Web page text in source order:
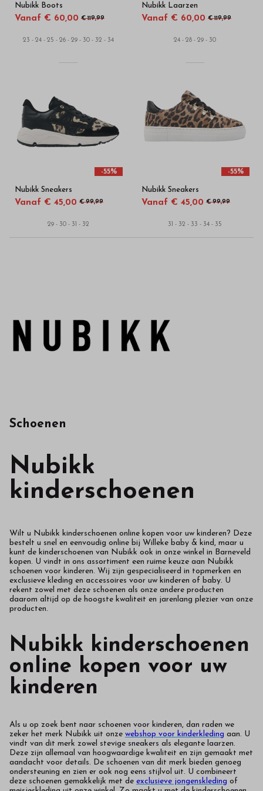
Nubikk Boots
Vanaf € 60,00 € 119,99
23 - 24 - 25 - 26 - 29 - 30 - 32 - 34
Nubikk Laarzen
Vanaf € 60,00 € 119,99
24 - 28 - 29 - 30
-55%
Nubikk Sneakers
Vanaf € 45,00 € 99,99
29 - 30 - 31 - 32
-55%
Nubikk Sneakers
Vanaf € 45,00 € 99,99
31 - 32 - 33 - 34 - 35
Schoenen
Nubikk
kinderschoenen
Wilt u Nubikk kinderschoenen online kopen voor uw kinderen? Deze
bestelt u snel en eenvoudig online bij Willeke baby & kind, maar u
kunt de kinderschoenen van Nubikk ook in onze winkel in Barneveld
kopen. U vindt in ons assortiment een ruime keuze aan Nubikk
schoenen voor kinderen. Wij zijn gespecialiseerd in topmerken en
exclusieve kleding en accessoires voor uw kinderen of baby. U
rekent zowel met deze schoenen als onze andere producten
daarom altijd op de hoogste kwaliteit en jarenlang plezier van onze
producten.
Nubikk kinderschoenen
online kopen voor uw
kinderen
Als u op zoek bent naar schoenen voor kinderen, dan raden we
zeker het merk Nubikk uit onze webshop voor kinderkleding aan. U
vindt van dit merk zowel stevige sneakers als elegante laarzen.
Deze zijn allemaal van hoogwaardige kwaliteit en zijn gemaakt met
aandacht voor details. De schoenen van dit merk bieden genoeg
ondersteuning en zien er ook nog eens stijlvol uit. U combineert
deze schoenen gemakkelijk met de exclusieve jongenskleding of